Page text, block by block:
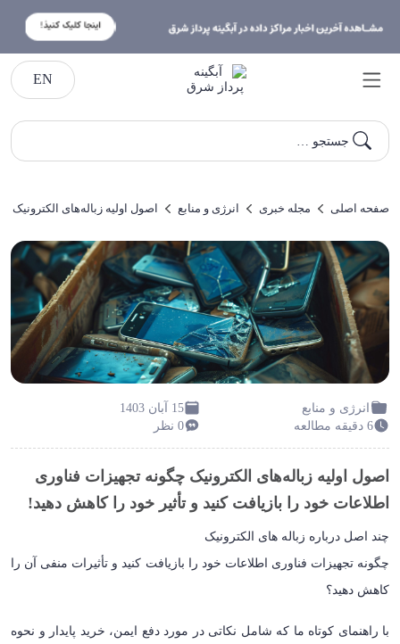
EN
جستجو …
صفحه اصلی مجله خبری انرژی و منابع اصول اولیه زباله‌های
انرژی و منابع
15 آبان 1403
6 دقیقه مطالعه
0 نظر
اصول اولیه زباله‌های الکترونیک چگونه تجهیزات فناوری
اطلاعات خود را بازیافت کنید و تأثیر خود را کاهش دهید!
چند اصل درباره زباله‌ های الکترونیک
چگونه تجهیزات فناوری اطلاعات خود را بازیافت کنید و تأثیرات منفی آن را
کاهش دهید؟
با راهنمای کوتاه ما که شامل نکاتی در مورد دفع ایمن، خرید پایدار و نحوه